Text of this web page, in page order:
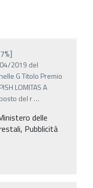
2019 del
G Titolo Premio
LOMITAS A
del r…
delle
Pubblicità